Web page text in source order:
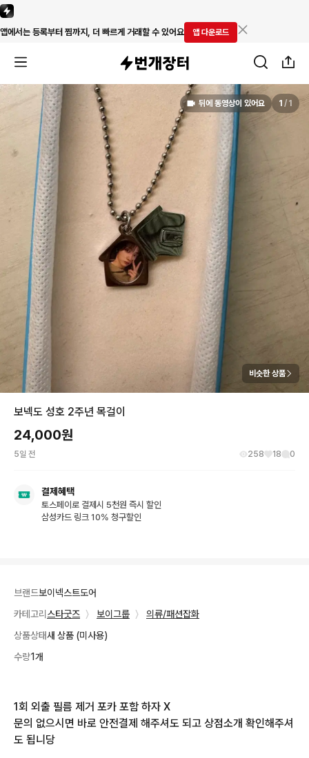
앱에서는 등록부터 찜까지, 더 빠르게 거래할 수 있어요 앱 다운로드
뒤에 동영상이 있어요 1 / 1
비슷한 상품
보넥도 성호 2주년 목걸이
24,000원
5일 전 258 18 0
결제혜택
토스페이로 결제시 5천원 즉시 할인
삼성카드 링크 10% 청구할인
브랜드보이넥스트도어
카테고리 스타굿즈 〉 보이그룹 〉
의류/패션잡화
상품상태새 상품 (미사용)
수량1개
1회 외출 필름 제거 포카 포함 하자 X
문의 없으시면 바로 안전결제 해주셔도 되고 상점소개 확인해주셔
도 됩니당